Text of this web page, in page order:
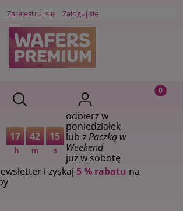
Zarejestruj się Zaloguj się
17
h
42
m
15
s
odbierz w
poniedziałek
lub zPaczką w
Weekend
już w sobotę
i zyskaj 5 % rabatu na